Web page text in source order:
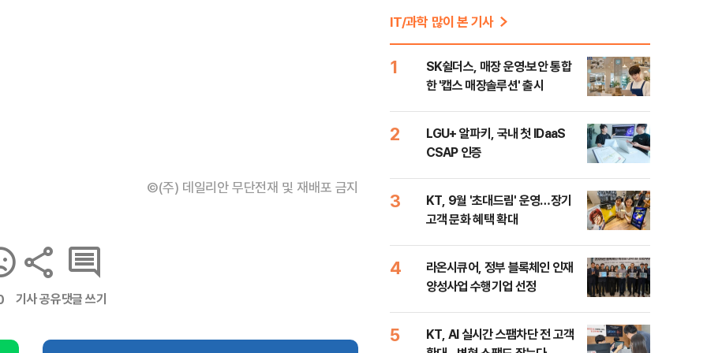
©(주) 데일리안 무단전재 및 재배포 금지
기사 공유댓글 쓰기
IT/과학 많이 본 기사
1
SK쉴더스, 매장 운영·보안 통합
한 '캡스 매장솔루션' 출시
2
LGU+ 알파키, 국내 첫 IDaaS
CSAP 인증
3
KT, 9월 '초대드림' 운영…장기
고객 문화 혜택 확대
4
라온시큐어, 정부 블록체인 인재
양성사업 수행기업 선정
5
KT, AI 실시간 스팸차단 전 고객